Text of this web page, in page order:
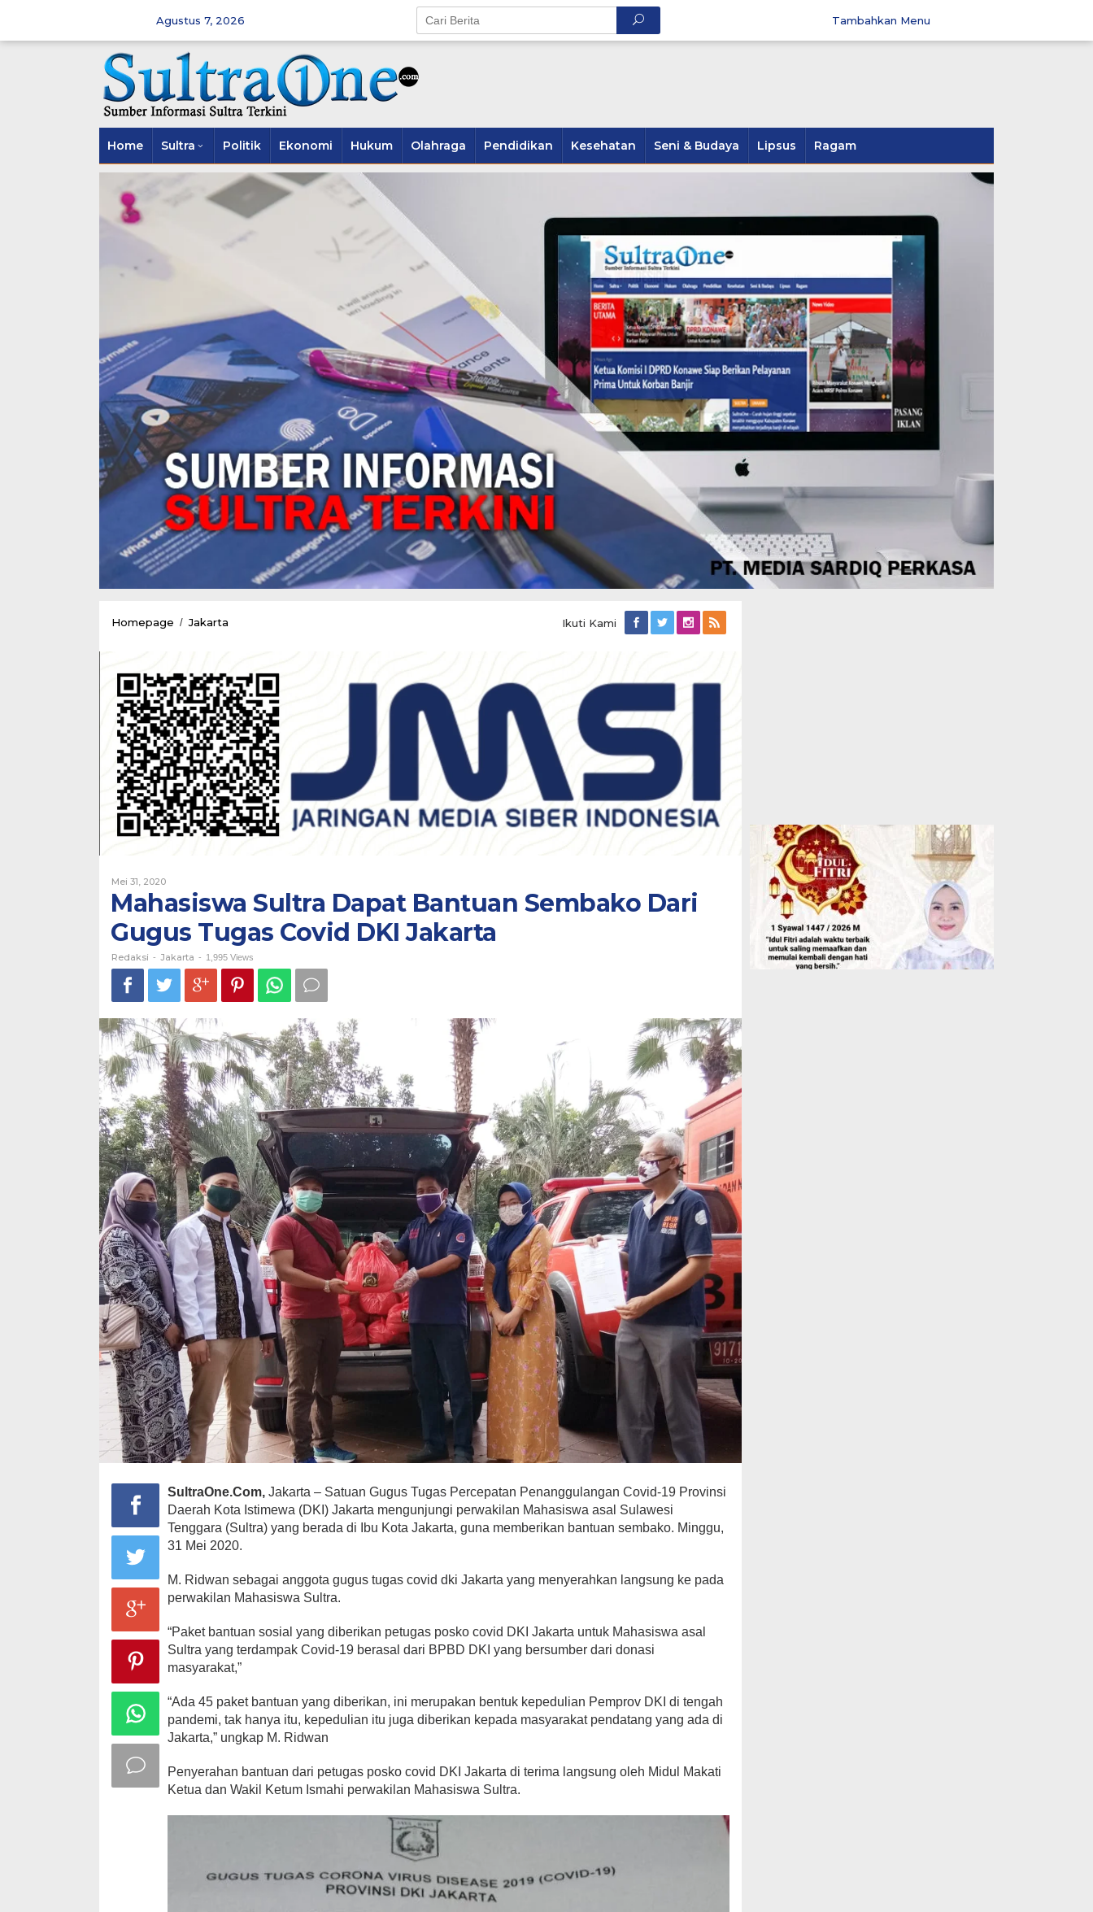
Agustus 7, 2026 Tambahkan Menu
Home Sultra Politik Ekonomi Hukum Olahraga Pendidikan Kesehatan Seni & Budaya Lipsus Ragam
Homepage / Jakarta
Sembako
Dari
Gugus
Tugas
Covid
DKI
Jakarta
Ikuti Kami
Mei 31, 2020Oleh
Redaksi
Mahasiswa Sultra Dapat Bantuan Sembako Dari
Gugus Tugas Covid DKI Jakarta
Redaksi - Jakarta - 1,995 Views
SultraOne.Com,Jakarta – Satuan Gugus Tugas Percepatan Penanggulangan Covid-19 Provinsi
Daerah Kota Istimewa (DKI) Jakarta mengunjungi perwakilan Mahasiswa asal Sulawesi
Tenggara (Sultra) yang berada di Ibu Kota Jakarta, guna memberikan bantuan sembako. Minggu,
31 Mei 2020.
M. Ridwan sebagai anggota gugus tugas covid dki Jakarta yang menyerahkan langsung ke pada
perwakilan Mahasiswa Sultra.
“Paket bantuan sosial yang diberikan petugas posko covid DKI Jakarta untuk Mahasiswa asal
Sultra yang terdampak Covid-19 berasal dari BPBD DKI yang bersumber dari donasi
masyarakat,”
“Ada 45 paket bantuan yang diberikan, ini merupakan bentuk kepedulian Pemprov DKI di tengah
pandemi, tak hanya itu, kepedulian itu juga diberikan kepada masyarakat pendatang yang ada di
Jakarta,” ungkap M. Ridwan
Penyerahan bantuan dari petugas posko covid DKI Jakarta di terima langsung oleh Midul Makati
Ketua dan Wakil Ketum Ismahi perwakilan Mahasiswa Sultra.